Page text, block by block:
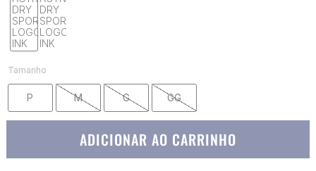
Tamanho
P M G GG
ADICIONAR AO CARRINHO